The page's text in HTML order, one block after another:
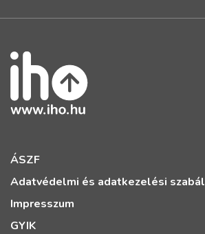
ÁSZF
Adatvédelmi és adatkezelési
Impresszum
GYIK